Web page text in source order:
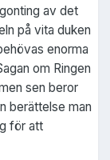
av det
på vita duken
enorma
om Ringen
sen beror
berättelse man
för att